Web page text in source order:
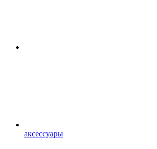
аксессуары